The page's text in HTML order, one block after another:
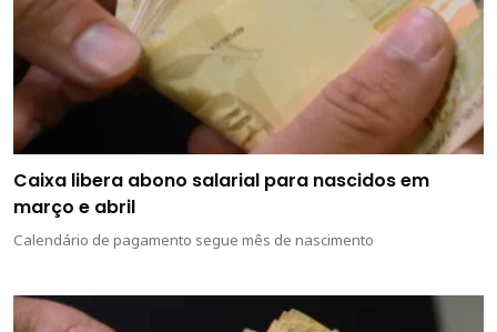
Caixa libera abono salarial para nascidos em
março e abril
Calendário de pagamento segue mês de nascimento